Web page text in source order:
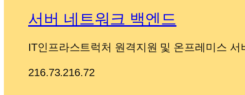
서버 네트워크 백엔드
IT인프라스트럭처 원격지원 및 온프레미스 서
216.73.216.72